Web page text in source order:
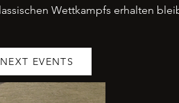
Wettkampfs erhalten
NEXT EVENTS